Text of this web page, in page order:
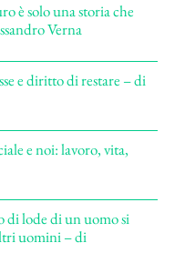
è solo una storia che
Verna
e diritto di restare – di
e noi: lavoro, vita,
di lode di un uomo si
uomini – di